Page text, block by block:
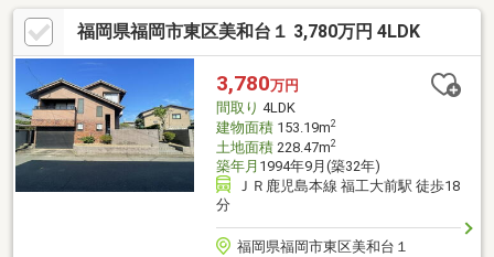
使用用途多彩なスペースのある主寝室。ヤマダデンキの不動産な
ら、物件探しや住宅ローンのご相談はもちろん、新生活に必要な
家電・家具のトータルコーディネートまでワンストップでサポー
ト。窓口が一つだから、忙しい引越し準備もスムーズ！ヤマダデ
ンキTecc LIFE SELECT福岡志免本店にて不動産部門 営業中！
TEL：092-405-5566まで！
福岡県福岡市東区美和台１ 3,780万円 4LDK
3,780万円
間取り 4LDK
建物面積153.19m2
土地面積228.47m2
築年月 1994年9月(築32年)
ＪＲ鹿児島本線 福工大前駅 徒歩18
分
福岡県福岡市東区美和台１